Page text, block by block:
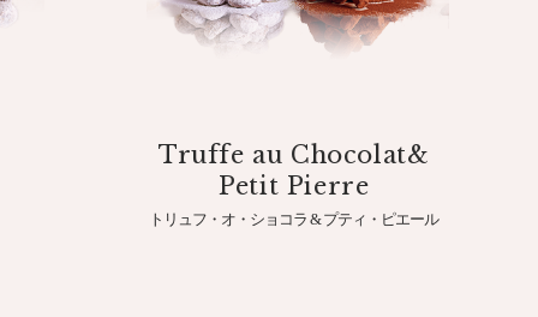
Truffe au Chocolat&
Petit Pierre
トリュフ・オ・ショコラ & プティ・ピエール